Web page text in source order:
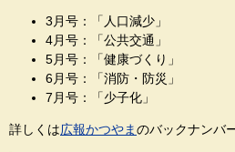
3月号：「人口減少」
4月号：「公共交通」
5月号：「健康づくり」
6月号：「消防・防災」
7月号：「少子化」
詳しくは広報かつやまのバックナンバ